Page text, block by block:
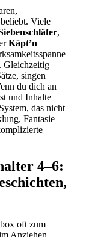
Viele
,
Käpt’n
Gleichzeitig
singen
du dich an
und Inhalte
das nicht
Fantasie
4–6:
oft zum